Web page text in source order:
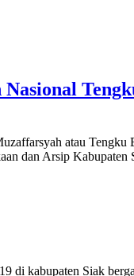
atau Tengku
dan Arsip
kabupaten Siak